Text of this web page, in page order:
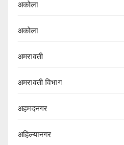
अकोला
अकोला
अमरावती
अमरावती विभाग‌
अहमदनगर
अहिल्यानगर